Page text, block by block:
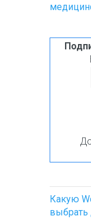
Какую
выбрать